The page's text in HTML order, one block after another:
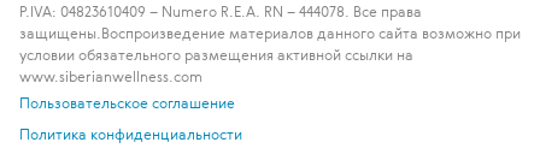
P.IVA: 04823610409 – Numero R.E.A. RN – 444078. Все права
защищены. Воспроизведение материалов данного сайта возможно при
условии обязательного размещения активной ссылки на
www.siberianwellness.com
Пользовательское соглашение
Политика конфиденциальности